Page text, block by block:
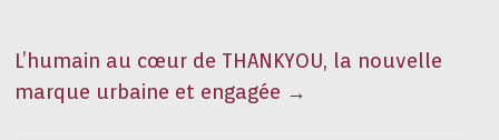
L’humain au cœur de THANKYOU, la nouvelle
marque urbaine et engagée →